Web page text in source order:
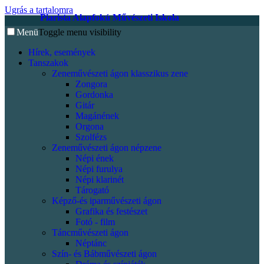
Ugrás a tartalomra
Piarista Alapfokú Művészeti Iskola
MenüToggle menu visibility
Hírek, események
Tanszakok
Zeneművészeti ágon klasszikus zene
Zongora
Gordonka
Gitár
Magánének
Orgona
Szolfézs
Zeneművészeti ágon népzene
Népi ének
Népi furulya
Népi klarinét
Tárogató
Képző-és iparművészeti ágon
Grafika és festészet
Fotó - film
Táncművészeti ágon
Néptánc
Szín- és Bábművészeti ágon